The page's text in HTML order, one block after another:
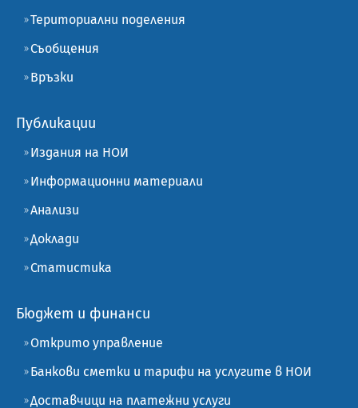
Териториални поделения
Съобщения
Връзки
Публикации
Издания на НОИ
Информационни материали
Анализи
Доклади
Статистика
Бюджет и финанси
Открито управление
Банкови сметки и тарифи на услугите в НОИ
Доставчици на платежни услуги